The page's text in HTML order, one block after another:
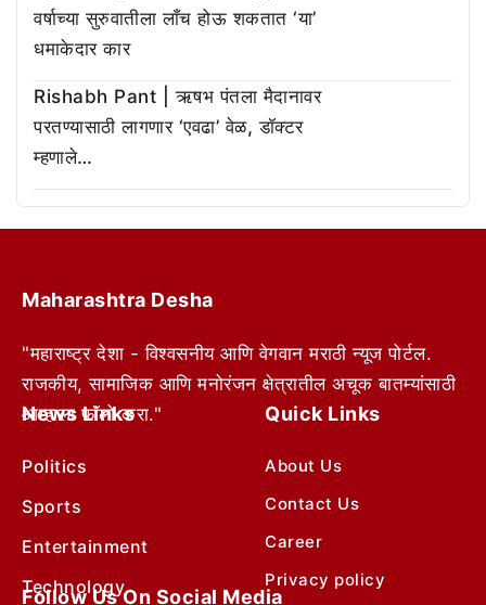
वर्षाच्या सुरुवातीला लाँच होऊ शकतात ‘या’
धमाकेदार कार
Rishabh Pant | ऋषभ पंतला मैदानावर
परतण्यासाठी लागणार ‘एवढा’ वेळ, डॉक्टर
म्हणाले…
Maharashtra Desha
"महाराष्ट्र देशा - विश्वसनीय आणि वेगवान मराठी न्यूज पोर्टल.
राजकीय, सामाजिक आणि मनोरंजन क्षेत्रातील अचूक बातम्यांसाठी
आम्हाला फॉलो करा."
News Links
Politics
Sports
Entertainment
Technology
Quick Links
About Us
Contact Us
Career
Privacy policy
Follow Us On Social Media